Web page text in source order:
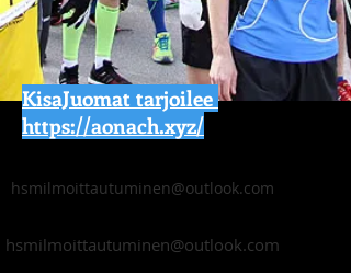
KisaJuomat tarjoilee
https://aonach.xyz/
hsmilmoittautuminen@outlook.com
hsmilmoittautuminen@outlook.com